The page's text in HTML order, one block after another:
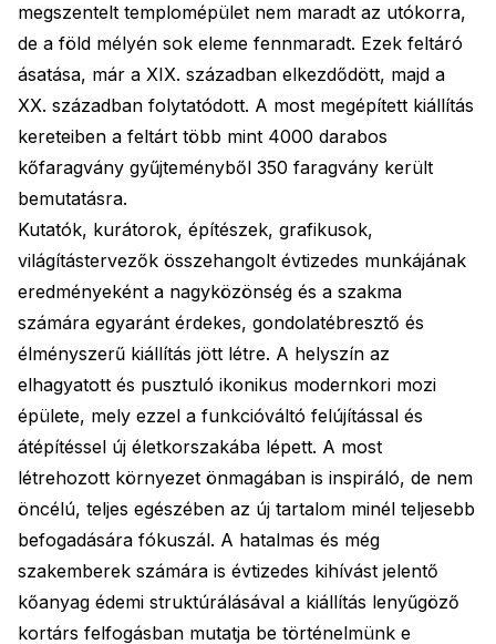
megszentelt templomépület nem maradt az utókorra,
de a föld mélyén sok eleme fennmaradt. Ezek feltáró
ásatása, már a XIX. században elkezdődött, majd a
XX. században folytatódott. A most megépített kiállítás
kereteiben a feltárt több mint 4000 darabos
kőfaragvány gyűjteményből 350 faragvány került
bemutatásra.
Kutatók, kurátorok, építészek, grafikusok,
világítástervezők összehangolt évtizedes munkájának
eredményeként a nagyközönség és a szakma
számára egyaránt érdekes, gondolatébresztő és
élményszerű kiállítás jött létre. A helyszín az
elhagyatott és pusztuló ikonikus modernkori mozi
épülete, mely ezzel a funkcióváltó felújítással és
átépítéssel új életkorszakába lépett. A most
létrehozott környezet önmagában is inspiráló, de nem
öncélú, teljes egészében az új tartalom minél teljesebb
befogadására fókuszál. A hatalmas és még
szakemberek számára is évtizedes kihívást jelentő
kőanyag édemi struktúrálásával a kiállítás lenyűgöző
kortárs felfogásban mutatja be történelmünk e